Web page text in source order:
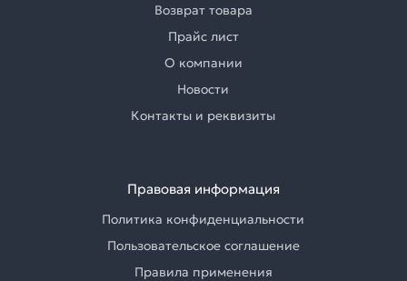
Возврат товара
Прайс лист
О компании
Новости
Контакты и реквизиты
Правовая информация
Политика конфиденциальности
Пользовательское соглашение
Правила применения